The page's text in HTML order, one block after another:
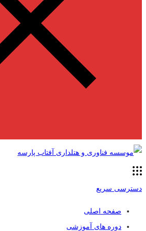
دسترسی سریع
صفحه اصلی
دوره های آموزشی